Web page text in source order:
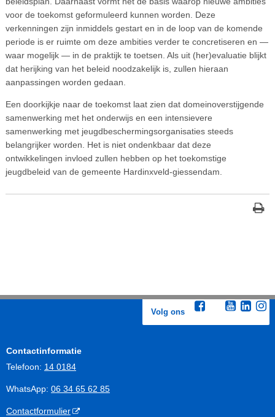
voor de toekomst geformuleerd kunnen worden. Deze
verkenningen zijn inmiddels gestart en in de loop van de komende
periode is er ruimte om deze ambities verder te concretiseren en —
waar mogelijk — in de praktijk te toetsen. Als uit (her)evaluatie blijkt
dat herijking van het beleid noodzakelijk is, zullen hieraan
aanpassingen worden gedaan.
Een doorkijkje naar de toekomst laat zien dat domeinoverstijgende
samenwerking met het onderwijs en een intensievere
samenwerking met jeugdbeschermingsorganisaties steeds
belangrijker worden. Het is niet ondenkbaar dat deze
ontwikkelingen invloed zullen hebben op het toekomstige
jeugdbeleid van de gemeente Hardinxveld-giessendam.
Volg ons
Contactinformatie
Telefoon: 14 0184
WhatsApp: 06 34 65 62 85
Contactformulier